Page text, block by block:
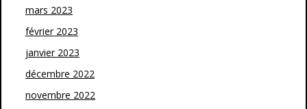
mars 2023
février 2023
janvier 2023
décembre 2022
novembre 2022